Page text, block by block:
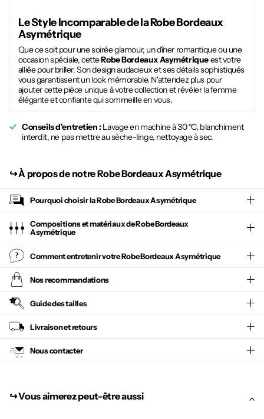
Le Style Incomparable de laRobe Bordeaux
Asymétrique
Que ce soit pour une soirée glamour, un dîner romantique ou une
occasion spéciale, cetteRobe Bordeaux Asymétriqueest votre
alliée pour briller. Son design audacieux et ses détails sophistiqués
vous garantissent un look mémorable. N'attendez plus pour
ajouter cette pièce unique à votre collection et révéler la femme
élégante et confiante qui sommeille en vous.
Conseils d'entretien :Lavage en machine à 30 °C, blanchiment
interdit, ne pas mettre au sèche-linge, nettoyage à sec.
↪︎À propos de notre Robe Bordeaux Asymétrique
Pourquoi choisir laRobe Bordeaux Asymétrique
Compositions et matériaux de Robe Bordeaux
Asymétrique
Comment entretenir votreRobe Bordeaux Asymétrique
Nos recommandations
Guide des tailles
Livraison et retours
Nous contacter
↪︎ Vous aimerez peut-être aussi